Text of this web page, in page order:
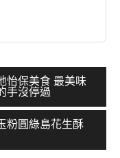
怡保美食 最美味
手沒停過
粉圓綠島花生酥